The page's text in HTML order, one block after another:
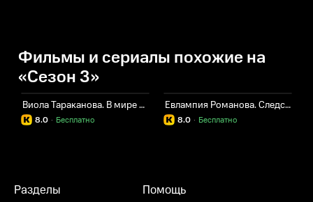
Фильмы и сериалы похожие на
«Сезон 3»
Виола Тараканова. В мире преступных страстей
8.0 Бесплатно
·
Евлампия Романова. Следствие ведет дилетант
8.0 Бесплатно
·
Разделы Помощь